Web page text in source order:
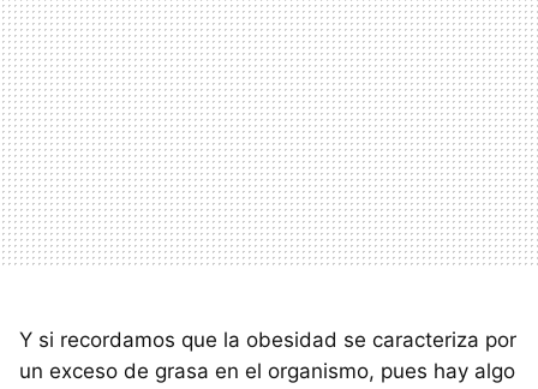
Y si recordamos que la obesidad se caracteriza por
un exceso de grasa en el organismo, pues hay algo